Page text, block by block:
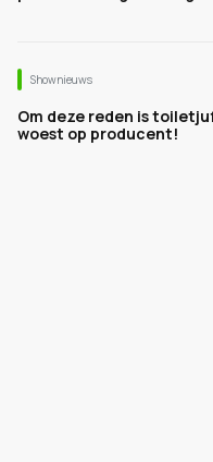
Shownieuws
Om deze reden is
woest op producent!